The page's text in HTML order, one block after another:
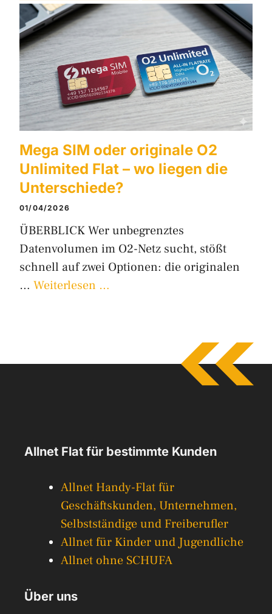
Mega SIM oder originale O2
Unlimited Flat – wo liegen die
Unterschiede?
01/04/2026
ÜBERBLICK Wer unbegrenztes
Datenvolumen im O2-Netz sucht, stößt
schnell auf zwei Optionen: die originalen
… Weiterlesen …
Allnet Flat für bestimmte Kunden
Allnet Handy-Flat für
Geschäftskunden, Unternehmen,
Selbstständige und Freiberufler
Allnet für Kinder und Jugendliche
Allnet ohne SCHUFA
Über uns